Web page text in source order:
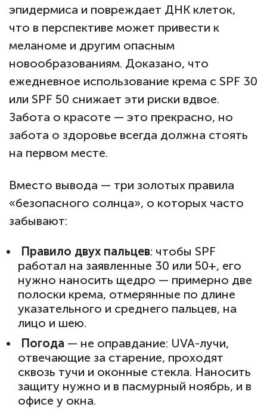
эпидермиса и повреждает ДНК клеток,
что в перспективе может привести к
меланоме и другим опасным
новообразованиям. Доказано, что
ежедневное использование крема с SPF 30
или SPF 50 снижает эти риски вдвое.
Забота о красоте — это прекрасно, но
забота о здоровье всегда должна стоять
на первом месте.
Вместо вывода — три золотых правила
«безопасного солнца», о которых часто
забывают:
Правило двух пальцев: чтобы SPF
работал на заявленные 30 или 50+, его
нужно наносить щедро — примерно две
полоски крема, отмерянные по длине
указательного и среднего пальцев, на
лицо и шею.
Погода — не оправдание: UVA-лучи,
отвечающие за старение, проходят
сквозь тучи и оконные стекла. Наносить
защиту нужно и в пасмурный ноябрь, и в
офисе у окна.